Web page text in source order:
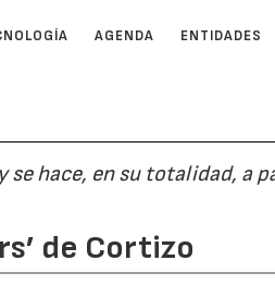
AGENDA ENTIDADES
se hace, en su totalidad, a
de Cortizo